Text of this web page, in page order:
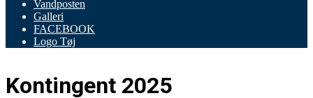
Vandposten
Galleri
FACEBOOK
Logo Tøj
Kontingent 2025